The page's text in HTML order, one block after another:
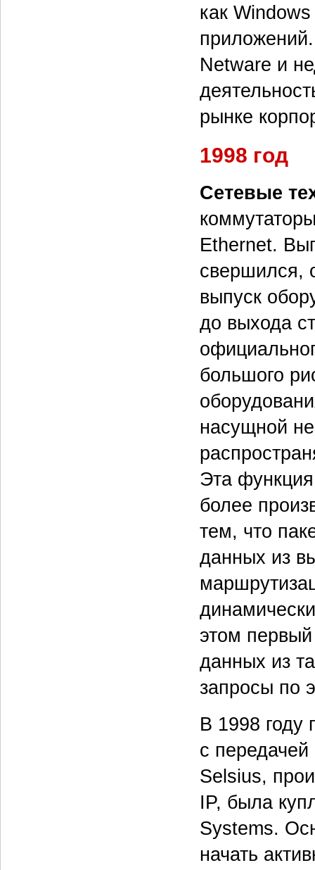
как
Netware и
рынке
1998 год
Сетевые
Ethernet.
свершился,
выпуск
до выхода
большого
насущной
Эта
более
тем, что
данных из
этом первый
данных из
запросы по
В 1998 году
с передачей
Selsius,
IP, была
Systems.
начать